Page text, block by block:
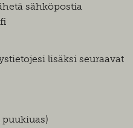
sähköpostia
lisäksi seuraavat